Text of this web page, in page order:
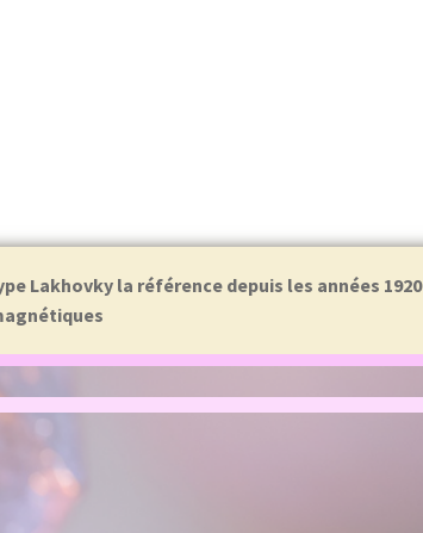
Lakhovky la référence depuis les années 1920